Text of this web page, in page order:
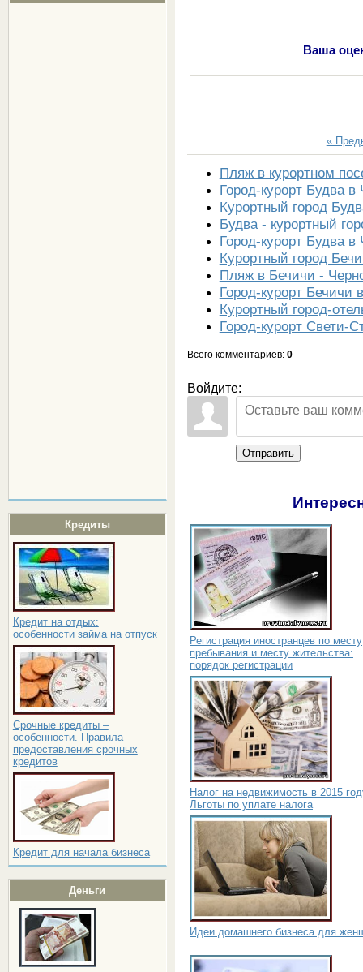
Кредиты
Кредит на отдых:
особенности займа на отпуск
Срочные кредиты –
особенности. Правила
предоставления срочных
кредитов
Кредит для начала бизнеса
Деньги
Ваша
«
Пляж в курортном
Город-курорт Будва в
Курортный город
Будва - курортный
Город-курорт Будва в
Курортный город
Пляж в Бечичи -
Город-курорт Бечичи
Курортный город-
Город-курорт Свети-
Всего комментариев: 0
Войдите:
Отправить
Регистрация иностранцев по месту
пребывания и месту жительства:
порядок регистрации
Налог на недвижимость в 2015
Льготы по уплате налога
Идеи домашнего бизнеса для